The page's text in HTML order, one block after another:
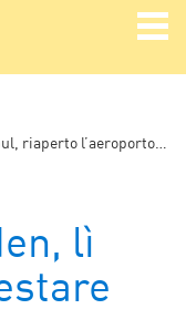
l’aeroporto. Biden, lì non potevano restare
lì